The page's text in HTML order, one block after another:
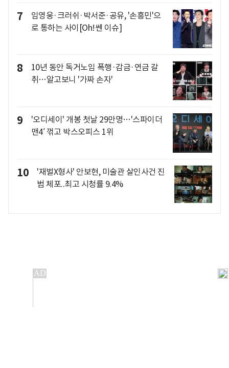
7
임영웅·크러쉬·박서준·공유, '손흥민'으
로 통하는 사이[Oh!쎈 이슈]
8
10년 동안 독거노임 폭행·감금·연금 갈
취…알고보니 '가짜 손자'
9
'오디세이' 개봉 첫날 29만명…'스파이더
맨4′ 꺾고 박스오피스 1위
10
'재벌X형사' 안보현, 미술관 살인사건 진
범 체포..최고 시청률 9.4%